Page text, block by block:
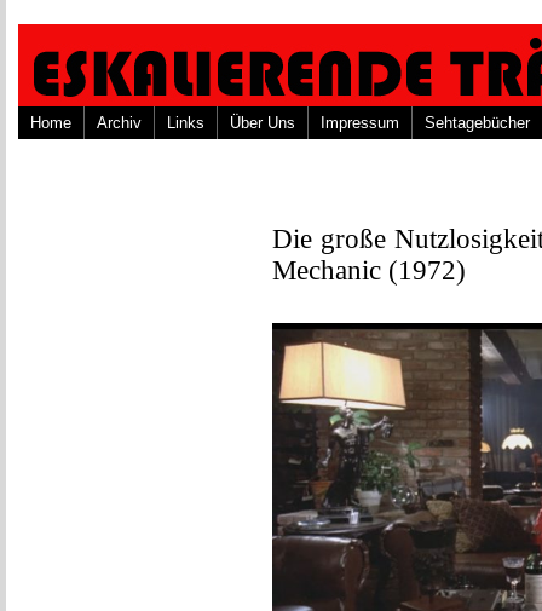
Home Archiv Links Über Uns Impressum Sehtagebücher
Die große
Mechanic (1972)